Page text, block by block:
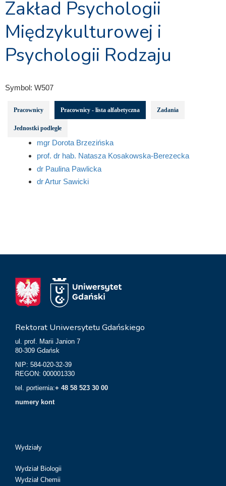
Zakład Psychologii
Międzykulturowej i
Psychologii Rodzaju
Symbol: W507
Pracownicy Pracownicy - lista alfabetyczna Zadania
Jednostki podległe
mgr Dorota Brzezińska
prof. dr hab. Natasza Kosakowska-Berezecka
dr Paulina Pawlicka
dr Artur Sawicki
Rektorat Uniwersytetu Gdańskiego
ul. prof. Marii Janion 7
80-309 Gdańsk
NIP: 584-020-32-39
REGON: 000001330
tel. portiernia:+ 48 58 523 30 00
numery kont
Wydziały
Wydział Biologii
Wydział Chemii